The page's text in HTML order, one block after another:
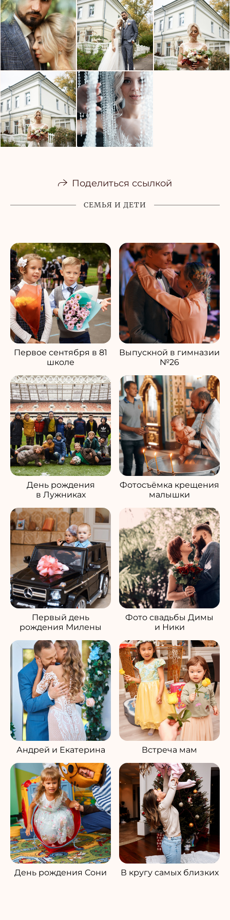
Поделиться ссылкой
СЕМЬЯ И ДЕТИ
Первое сентября в 81
школе
Выпускной в гимназии
№26
День рождения
в Лужниках
Фотосъёмка крещения
малышки
Первый день
рождения Милены
Фото свадьбы Димы
и Ники
Андрей и Екатерина Встреча мам
День рождения Сони В кругу самых близких